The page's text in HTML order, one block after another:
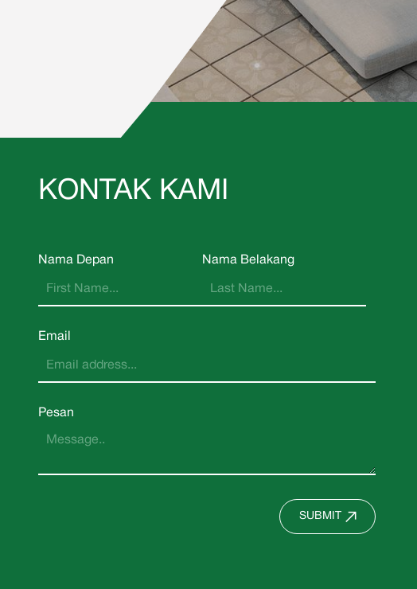
KONTAK KAMI
Nama Depan Nama Belakang
Email
Pesan
SUBMIT